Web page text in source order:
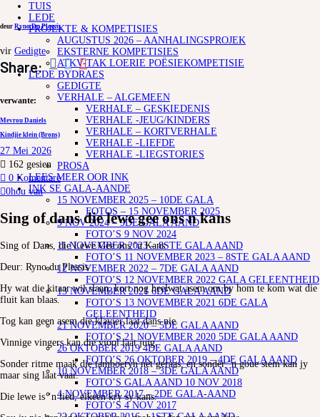
TUIS
LEDE
PROJEKTE & KOMPETISIES
AUGUSTUS 2026 – AANHALINGSPROJEK
EKSTERNE KOMPETISIES
ATKV-TAK LOERIE POËSIEKOMPETISIE
LEDE BYDRAES
GEDIGTE
VERHALE – ALGEMEEN
VERHALE – GESKIEDENIS
VERHALE -JEUG/KINDERS
VERHALE – KORTVERHALE
VERHALE -LIEFDE
VERHALE -LIEGSTORIES
PROSA
LEES MEER OOR INK
INK SE GALA-AANDE
15 NOVEMBER 2025 – 10DE GALA
FOTOS – 15 NOVEMBER 2025
9 NOV 2024 – 9DE GALA AAND
FOTO’S 9 NOV 2024
11 NOVEMBER 2023 – 8STE GALA AAND
FOTO’S 11 NOVEMBER 2023 – 8STE GALA AAND
12 NOVEMBER 2022 – 7DE GALA AAND
FOTO’S 12 NOVEMBER 2022 GALA GELEENTHEID
13 NOVEMBER 2021 6DE GALA AAND
FOTO’S 13 NOVEMBER 2021 6DE GALA
GELEENTHEID
21 NOVEMBER 2020 – 5DE GALA AAND
FOTO’S 21 NOVEMBER 2020 5DE GALA AAND
26 OKTOBER 2019 4DE GALA AAND
FOTO’S 26 OKTOBER 2019 – 4DE GALA AAND
10 NOVEMBER 2018 – 3DE GALA AAND
FOTO’S GALA AAND 10 NOV 2018
4 NOVEMBER 2017 – 2DE GALA-AAND
FOTO’S 4 NOV 2017
deur Ryno Du Plessis
vir Gedigte
Share:
verwante:
Mevrou Daniels
Kindjie klein (Brons)
27 Mei 2026
162 gesien
0 Komentare
0hou van
Sing of dans die lewe gee ons n kans
Sing of Dans, die Lewe Gee ons ‘n Kans
Deur: Ryno du Plessis
Hy wat die kitaar wil slaan, kort nog heelwat asem om by hom te kom wat die
fluit kan blaas.
Tog kan geen asem die klavier laat dans nie.
Vinnige vingers kan die viool laat juig.
Sonder ritme maak die tamboeryn net geraas, en sonder ‘n goue stem kan jy
maar sing laat vaar.
Die lewe is ‘n lied, elkeen kry sy kans.